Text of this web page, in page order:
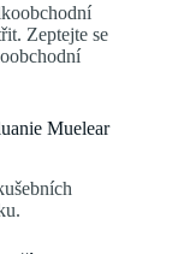
Zeptejte se
Muelear